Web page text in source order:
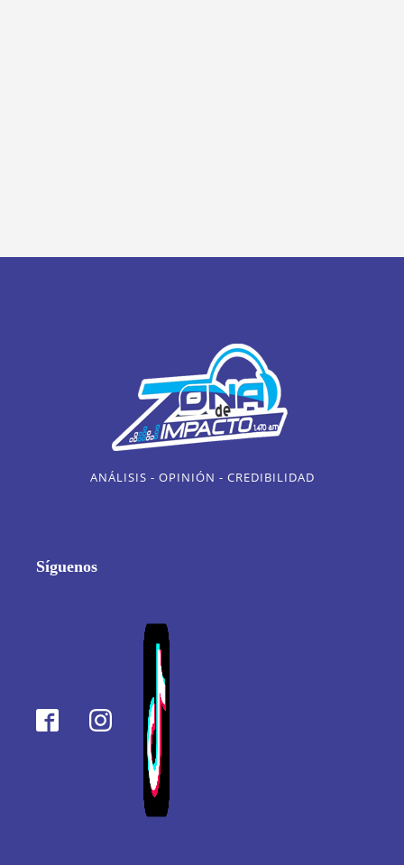
ANÁLISIS - OPINIÓN - CREDIBILIDAD
Síguenos